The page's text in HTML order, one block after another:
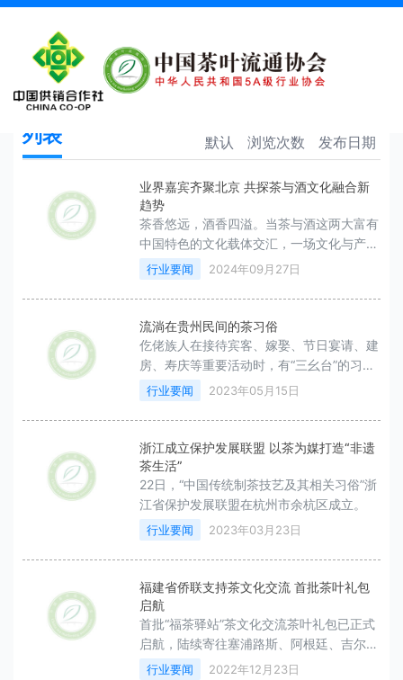
茶文化 首页
列表 默认 浏览次数 发布日期
业界嘉宾齐聚北京 共探茶与酒文化融合新
趋势
茶香悠远，酒香四溢。当茶与酒这两大富有
中国特色的文化载体交汇，一场文化与产业
创新融合的盛宴即将开启。
行业要闻 2024年09月27日
流淌在贵州民间的茶习俗
仡佬族人在接待宾客、嫁娶、节日宴请、建
房、寿庆等重要活动时，有“三幺台”的习
惯。
行业要闻 2023年05月15日
浙江成立保护发展联盟 以茶为媒打造“非遗
茶生活”
22日，“中国传统制茶技艺及其相关习俗”浙
江省保护发展联盟在杭州市余杭区成立。
行业要闻 2023年03月23日
福建省侨联支持茶文化交流 首批茶叶礼包
启航
首批“福茶驿站”茶文化交流茶叶礼包已正式
启航，陆续寄往塞浦路斯、阿根廷、吉尔吉
斯斯坦等9个“福茶驿站”。
行业要闻 2022年12月23日